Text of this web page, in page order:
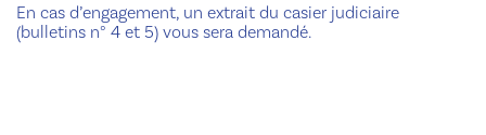
En cas d’engagement, un extrait du casier judiciaire
(bulletins n° 4 et 5) vous sera demandé.